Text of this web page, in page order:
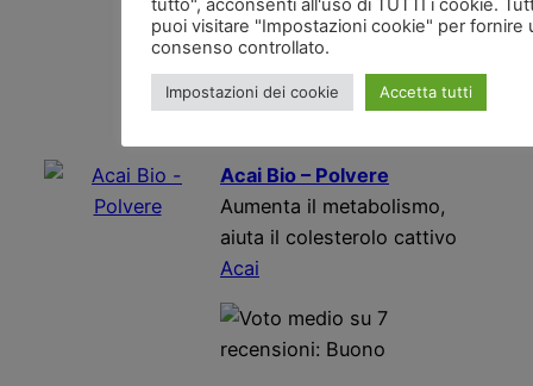
Salugea
Ordina
Acai Bio – Polvere
Aumenta il metabolismo,
aiuta il colesterolo cattivo
Acai
tutto", acconsenti all'uso di TUTTI i cookie.
puoi visitare "Impostazioni cookie" per fornire
consenso controllato.
Impostazioni dei cookie Accetta tutti